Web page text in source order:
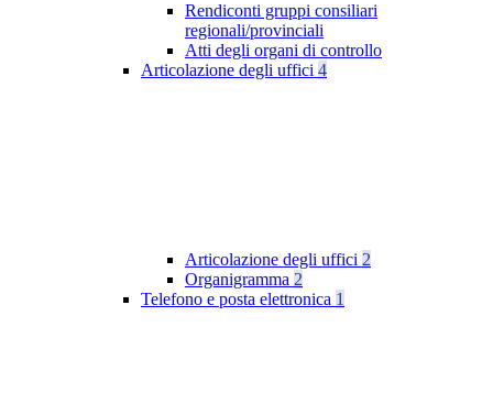
Rendiconti gruppi consiliari
regionali/provinciali
Atti degli organi di controllo
Articolazione degli uffici 4
Articolazione degli uffici 2
Organigramma 2
Telefono e posta elettronica 1